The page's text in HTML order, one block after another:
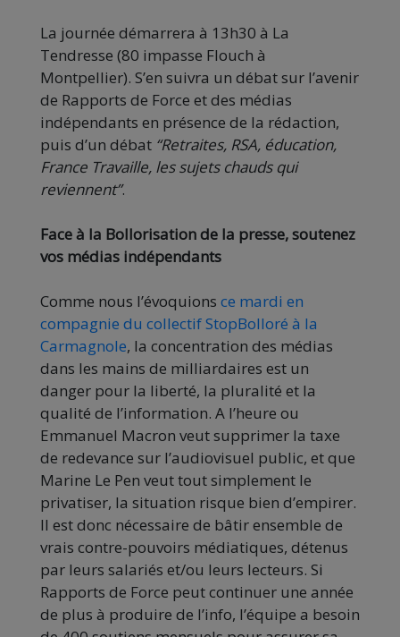
La journée démarrera à 13h30 à La
Tendresse (80 impasse Flouch à
Montpellier). S’en suivra un débat sur l’avenir
de Rapports de Force et des médias
indépendants en présence de la rédaction,
puis d’un débat “Retraites, RSA, éducation,
France Travaille, les sujets chauds qui
reviennent”.
Face à la Bollorisation de la presse, soutenez
vos médias indépendants
Comme nous l’évoquions ce mardi en
compagnie du collectif StopBolloré à la
Carmagnole, la concentration des médias
dans les mains de milliardaires est un
danger pour la liberté, la pluralité et la
qualité de l’information. A l’heure ou
Emmanuel Macron veut supprimer la taxe
de redevance sur l’audiovisuel public, et que
Marine Le Pen veut tout simplement le
privatiser, la situation risque bien d’empirer.
Il est donc nécessaire de bâtir ensemble de
vrais contre-pouvoirs médiatiques, détenus
par leurs salariés et/ou leurs lecteurs. Si
Rapports de Force peut continuer une année
de plus à produire de l’info, l’équipe a besoin